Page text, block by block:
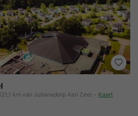
(21,1 km van Julianadorp Aan Zee) Kaart